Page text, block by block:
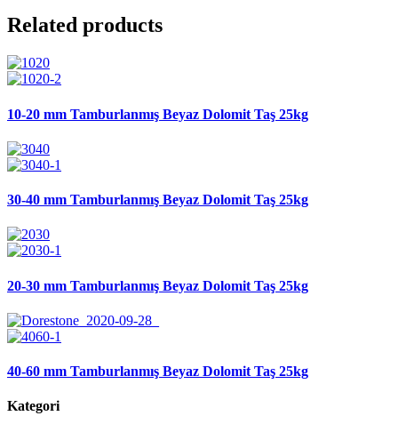
Related products
10-20 mm Tamburlanmış Beyaz Dolomit Taş 25kg
30-40 mm Tamburlanmış Beyaz Dolomit Taş 25kg
20-30 mm Tamburlanmış Beyaz Dolomit Taş 25kg
40-60 mm Tamburlanmış Beyaz Dolomit Taş 25kg
Kategori